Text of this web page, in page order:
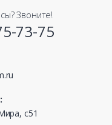
Звоните!
73-75
с51